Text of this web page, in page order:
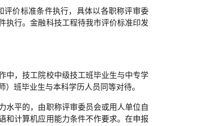
评价标准条件执行，具体以各职称评审委
执行。金融科技工程待我市评价标准印发
中，技工院校中级技工班毕业生与中专学
班毕业生与本科学历人员同等对待。
水平的，由职称评审委员会或用人单位自
和计算机应用能力条件不作要求。在申报